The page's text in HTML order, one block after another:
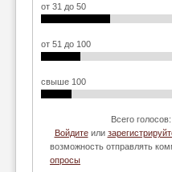
от 31 до 50
от 51 до 100
свыше 100
Всего голосов:
Войдитеили
возможность отправлять
опросы